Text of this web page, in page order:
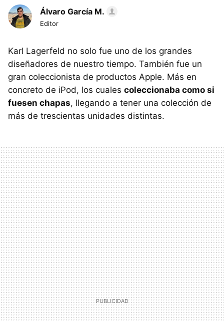
Álvaro García M.
Editor
Karl Lagerfeld no solo fue uno de los grandes
diseñadores de nuestro tiempo. También fue un
gran coleccionista de productos Apple. Más en
concreto de iPod, los cuales coleccionaba como si
fuesen chapas, llegando a tener una colección de
más de trescientas unidades distintas.